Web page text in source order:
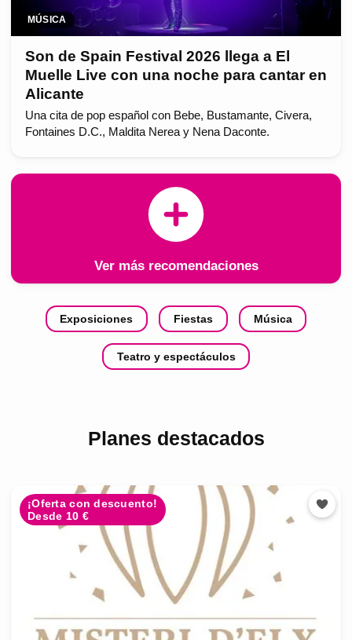
MÚSICA
Son de Spain Festival 2026 llega a El
Muelle Live con una noche para cantar en
Alicante
Una cita de pop español con Bebe, Bustamante, Civera,
Fontaines D.C., Maldita Nerea y Nena Daconte.
Ver más recomendaciones
Exposiciones Fiestas Música
Teatro y espectáculos
Planes destacados
¡Oferta con descuento!
Desde 10 €